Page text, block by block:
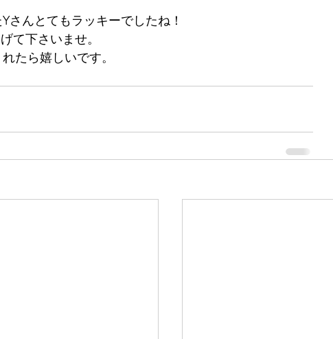
さんとてもラッキーでしたね！
て下さいませ。
たら嬉しいです。